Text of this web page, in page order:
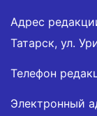
Адрес
Татарск, ул.
Телефон
Электронный